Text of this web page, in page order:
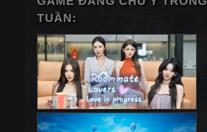
TUẦN: